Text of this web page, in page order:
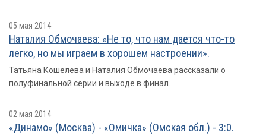
05 мая 2014
Наталия Обмочаева: «Не то, что нам дается что-то
легко, но мы играем в хорошем настроении».
Татьяна Кошелева и Наталия Обмочаева рассказали о
полуфинальной серии и выходе в финал.
02 мая 2014
«Динамо» (Москва) - «Омичка» (Омская обл.) - 3:0.